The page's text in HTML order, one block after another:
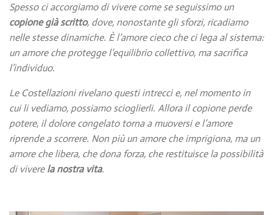
Spesso ci accorgiamo di vivere come se seguissimo un
copione già scritto, dove, nonostante gli sforzi, ricadiamo
nelle stesse dinamiche. È l’amore cieco che ci lega al sistema:
un amore che protegge l’equilibrio collettivo, ma sacrifica
l’individuo.
Le Costellazioni rivelano questi intrecci e, nel momento in
cui li vediamo, possiamo scioglierli. Allora il copione perde
potere, il dolore congelato torna a muoversi e l’amore
riprende a scorrere. Non più un amore che imprigiona, ma un
amore che libera, che dona forza, che restituisce la possibilità
di viverela nostra vita.